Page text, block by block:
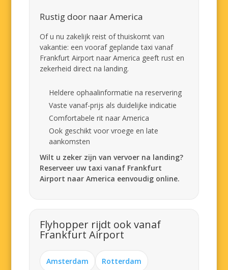
Rustig door naar America
Of u nu zakelijk reist of thuiskomt van
vakantie: een vooraf geplande taxi vanaf
Frankfurt Airport naar America geeft rust en
zekerheid direct na landing.
Heldere ophaalinformatie na reservering
Vaste vanaf-prijs als duidelijke indicatie
Comfortabele rit naar America
Ook geschikt voor vroege en late
aankomsten
Wilt u zeker zijn van vervoer na landing?
Reserveer uw taxi vanaf Frankfurt
Airport naar America eenvoudig online.
Flyhopper rijdt ook vanaf
Frankfurt Airport
Amsterdam Rotterdam